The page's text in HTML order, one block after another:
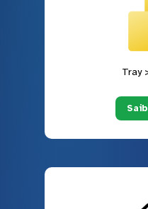
Tray